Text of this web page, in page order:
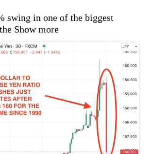
swing in one of the biggest
Show more